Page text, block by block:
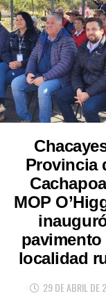
Provincia
MOP
pavimento
localidad
29 DE ABRIL DE